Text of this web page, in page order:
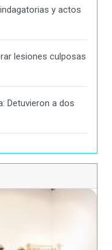
y actos
lesiones culposas
Detuvieron a dos